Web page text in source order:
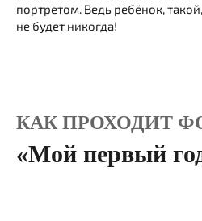
портретом. Ведь ребёнок,
не будет никогда!
КАК ПРОХОДИТ
«Мой первый